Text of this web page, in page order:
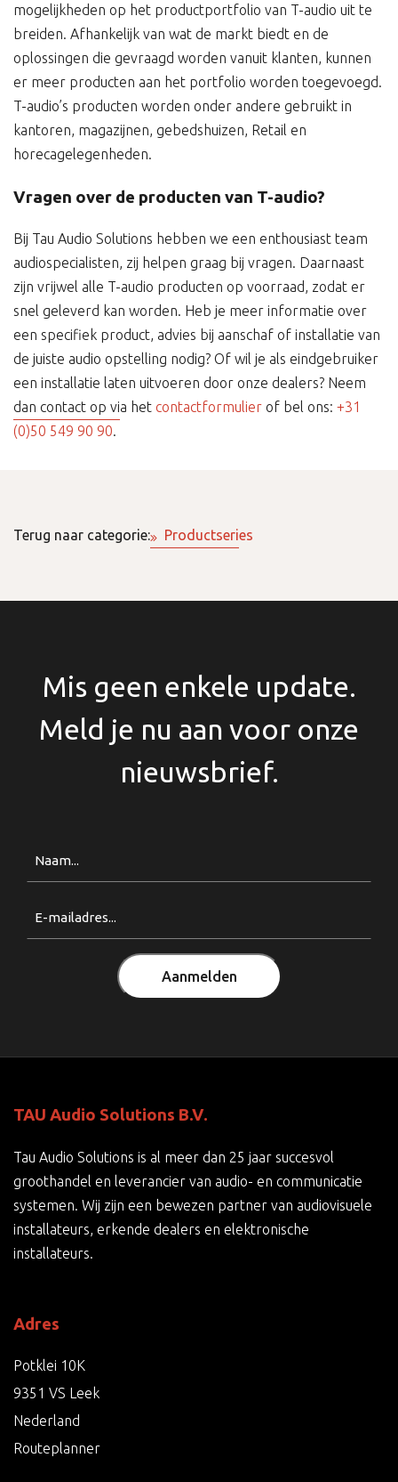
mogelijkheden op het productportfolio van T-audio uit te
breiden. Afhankelijk van wat de markt biedt en de
oplossingen die gevraagd worden vanuit klanten, kunnen
er meer producten aan het portfolio worden toegevoegd.
T-audio’s producten worden onder andere gebruikt in
kantoren, magazijnen, gebedshuizen, Retail en
horecagelegenheden.
Vragen over de producten van T-audio?
Bij Tau Audio Solutions hebben we een enthousiast team
audiospecialisten, zij helpen graag bij vragen. Daarnaast
zijn vrijwel alle T-audio producten op voorraad, zodat er
snel geleverd kan worden. Heb je meer informatie over
een specifiek product, advies bij aanschaf of installatie van
de juiste audio opstelling nodig? Of wil je als eindgebruiker
een installatie laten uitvoeren door onze dealers? Neem
dan contact op via het contactformulier of bel ons: +31
(0)50 549 90 90.
Terug naar categorie: Productseries
Mis geen enkele update.
Meld je nu aan voor onze
nieuwsbrief.
Aanmelden
TAU Audio Solutions B.V.
Tau Audio Solutions is al meer dan 25 jaar succesvol
groothandel en leverancier van audio- en communicatie
systemen. Wij zijn een bewezen partner van audiovisuele
installateurs, erkende dealers en elektronische
installateurs.
Adres
Potklei 10K
9351 VS Leek
Nederland
Routeplanner